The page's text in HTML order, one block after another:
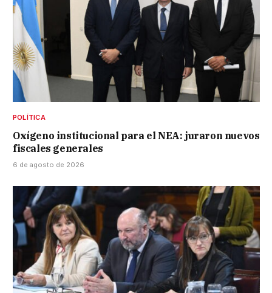
POLÍTICA
Oxígeno institucional para el NEA: juraron nuevos
fiscales generales
6 de agosto de 2026